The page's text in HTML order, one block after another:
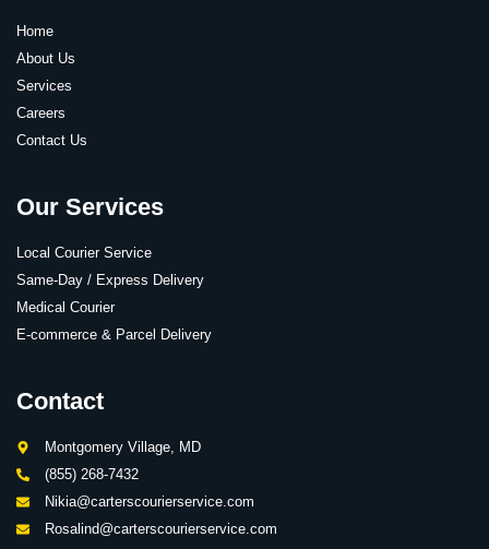
Home
About Us
Services
Careers
Contact Us
Our Services
Local Courier Service
Same-Day / Express Delivery
Medical Courier
E-commerce & Parcel Delivery
Contact
Montgomery Village, MD
(855) 268-7432
Nikia@carterscourierservice.com
Rosalind@carterscourierservice.com